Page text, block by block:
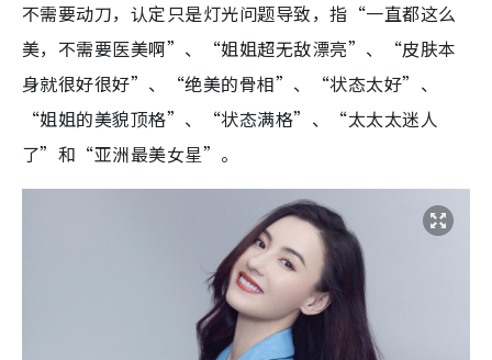
不需要动刀，认定只是灯光问题导致，指“一直都这么
美，不需要医美啊”、“姐姐超无敌漂亮”、“皮肤本
身就很好很好”、“绝美的骨相”、“状态太好”、
“姐姐的美貌顶格”、“状态满格”、“太太太迷人
了”和“亚洲最美女星”。